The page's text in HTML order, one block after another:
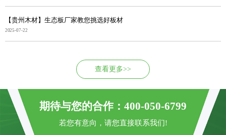
【贵州木材】生态板厂家教您挑选好板材
2025-07-22
查看更多>>
期待与您的合作：400-050-6799
若您有意向，请您直接联系我们!